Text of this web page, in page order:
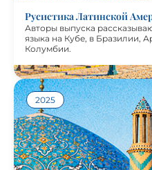
Русистика Латинской
Авторы выпуска
языка на Кубе, в Бразилии,
Колумбии.
2025
История иранской